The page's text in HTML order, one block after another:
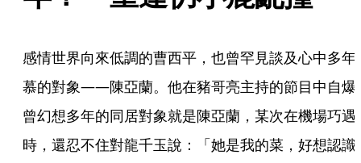
感情世界向來低調的曹西平，也曾罕見談及心中多年
慕的對象——陳亞蘭。他在豬哥亮主持的節目中自爆
曾幻想多年的同居對象就是陳亞蘭，某次在機場巧遇
時，還忍不住對龍千玉說：「她是我的菜，好想認識